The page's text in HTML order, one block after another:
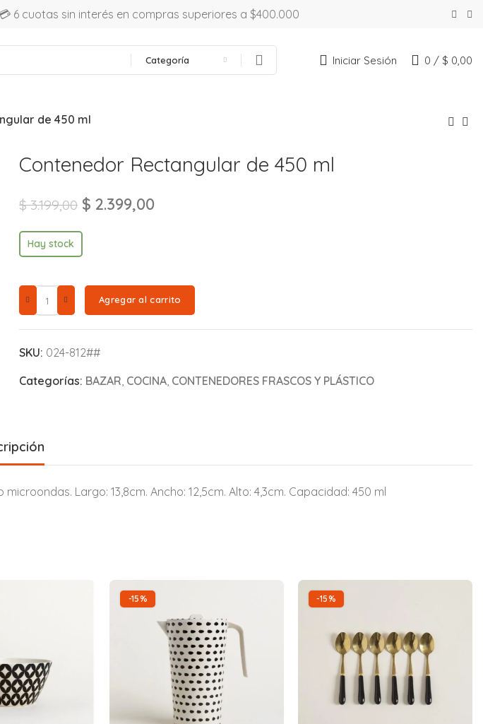
💳 6 cuotas sin interés en compras superiores a $400.000
Categoría Iniciar Sesión 0 / $ 0,00
de 450 ml
Contenedor Rectangular de 450 ml
$3.199,00 $ 2.399,00
Hay stock
Agregar al carrito
SKU: 024-812##
Categorías: BAZAR COCINA CONTENEDORES FRASCOS Y PLÁSTICO
Largo: 13,8cm. Ancho: 12,5cm. Alto: 4,3cm. Capacidad: 450 ml
-15% -15%